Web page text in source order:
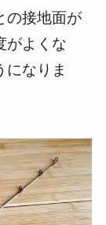
の接地面が
がよくな
になりま